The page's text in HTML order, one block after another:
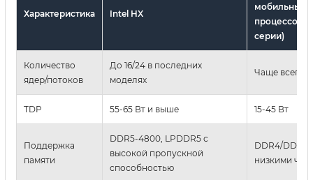
Характеристика Intel HX
мобильные
процессоры
серии)
Количество
ядер/потоков
До 16/24 в последних
моделях
Чаще всего
TDP 55-65 Вт и выше 15-45 Вт
Поддержка
памяти
DDR5-4800, LPDDR5 с
высокой пропускной
способностью
DDR4/DDR5
низкими